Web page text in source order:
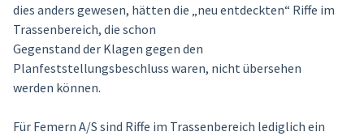
dies anders gewesen, hätten die „neu entdeckten“ Riffe im
Trassenbereich, die schon
Gegenstand der Klagen gegen den
Planfeststellungsbeschluss waren, nicht übersehen
werden können.
Für Femern A/S sind Riffe im Trassenbereich lediglich ein